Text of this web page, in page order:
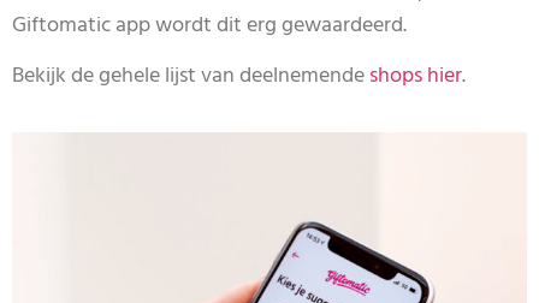
Giftomatic app wordt dit erg gewaardeerd.
Bekijk de gehele lijst van deelnemendeshops hier.